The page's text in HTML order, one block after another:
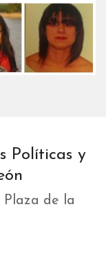
Políticas y
Plaza de la